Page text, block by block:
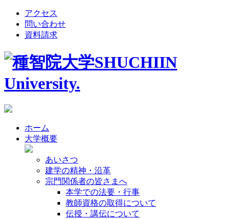
アクセス
問い合わせ
資料請求
ホーム
大学概要
あいさつ
建学の精神・沿革
宗門関係者の皆さまへ
本学での法要・行事
教師資格の取得について
伝授・講伝について